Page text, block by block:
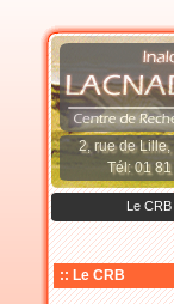
2, rue de Lille,
Tél: 01
Le CRB
:: Le CRB